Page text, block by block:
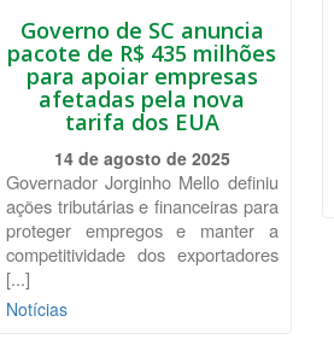
Governo de SC anuncia
pacote de R$ 435 milhões
para apoiar empresas
afetadas pela nova
tarifa dos EUA
14 de agosto de 2025
Governador Jorginho Mello definiu
ações tributárias e financeiras para
proteger empregos e manter a
competitividade dos exportadores
[...]
Notícias